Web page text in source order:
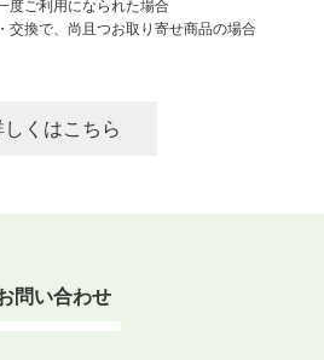
度ご利用になられた場合
交換で、尚且つお取り寄せ商品の場合
しくはこちら
問い合わせ